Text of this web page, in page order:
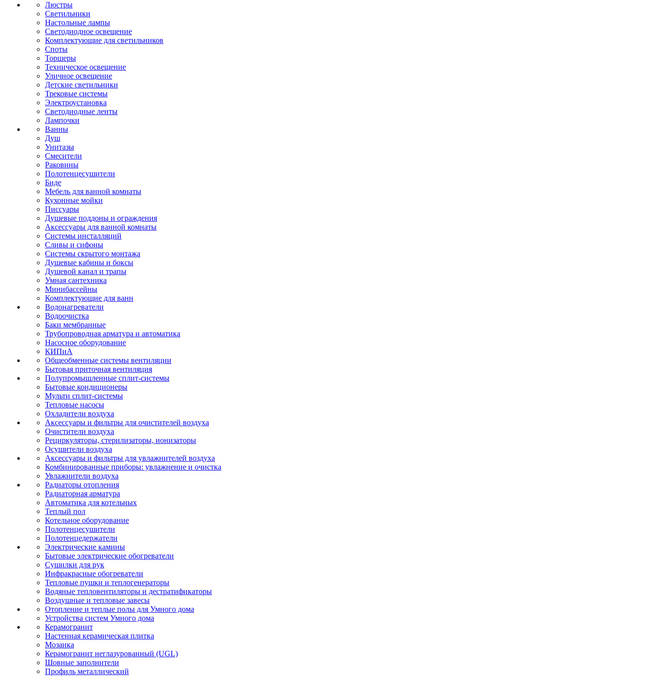
Люстры
Светильники
Настольные лампы
Светодиодное освещение
Комплектующие для светильников
Споты
Торшеры
Техническое освещение
Уличное освещение
Детские светильники
Трековые системы
Электроустановка
Светодиодные ленты
Лампочки
Ванны
Душ
Унитазы
Смесители
Раковины
Полотенцесушители
Биде
Мебель для ванной комнаты
Кухонные мойки
Писсуары
Душевые поддоны и ограждения
Аксессуары для ванной комнаты
Системы инсталляций
Сливы и сифоны
Системы скрытого монтажа
Душевые кабины и боксы
Душевой канал и трапы
Умная сантехника
Минибассейны
Комплектующие для ванн
Водонагреватели
Водоочистка
Баки мембранные
Трубопроводная арматура и автоматика
Насосное оборудование
КИПиА
Общеобменные системы вентиляции
Бытовая приточная вентиляция
Полупромышленные сплит-системы
Бытовые кондиционеры
Мульти сплит-системы
Тепловые насосы
Охладители воздуха
Аксессуары и фильтры для очистителей воздуха
Очистители воздуха
Рециркуляторы, стерилизаторы, ионизаторы
Осушители воздуха
Аксессуары и фильтры для увлажнителей воздуха
Комбинированные приборы: увлажнение и очистка
Увлажнители воздуха
Радиаторы отопления
Радиаторная арматура
Автоматика для котельных
Теплый пол
Котельное оборудование
Полотенцесушители
Полотенцедержатели
Электрические камины
Бытовые электрические обогреватели
Сушилки для рук
Инфракрасные обогреватели
Тепловые пушки и теплогенераторы
Водяные тепловентиляторы и дестратификаторы
Воздушные и тепловые завесы
Отопление и теплые полы для Умного дома
Устройства систем Умного дома
Керамогранит
Настенная керамическая плитка
Мозаика
Керамогранит неглазурованный (UGL)
Шовные заполнители
Профиль металлический